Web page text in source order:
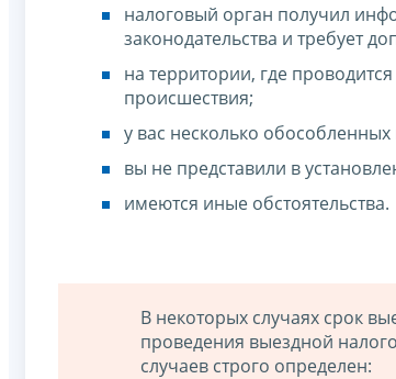
налоговый орган получил
законодательства и требует
на территории, где
происшествия;
у вас несколько
вы не представили в
имеются иные обстоятельства.
В некоторых случаях срок
проведения выездной
случаев строго определен: